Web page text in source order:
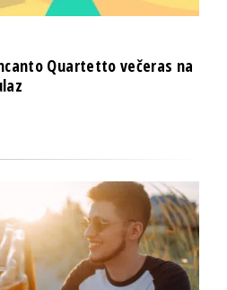
Quartetto večeras na